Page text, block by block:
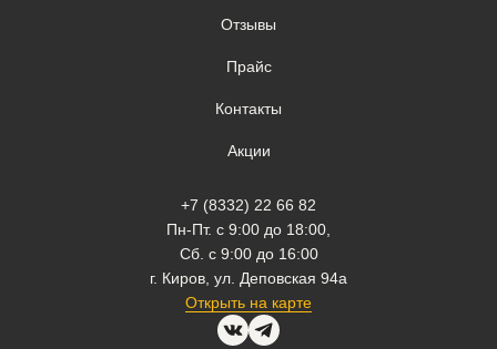
Отзывы
Прайс
Контакты
Акции
+7 (8332) 22 66 82
Пн-Пт. с 9:00 до 18:00,
Сб. с 9:00 до 16:00
г. Киров, ул. Деповская 94а
Открыть на карте